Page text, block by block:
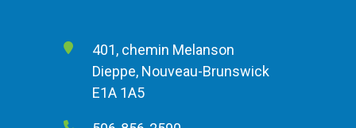
401, chemin Melanson
Dieppe, Nouveau-Brunswick
E1A 1A5